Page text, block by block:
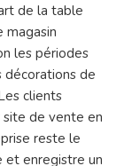
de la table
magasin
les périodes
décorations de
clients
site de vente en
reste le
et enregistre un